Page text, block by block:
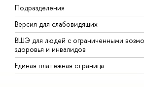
Подразделения
Версия для слабовидящих
ВШЭ для людей с ограниченными
здоровья и инвалидов
Единая платежная страница